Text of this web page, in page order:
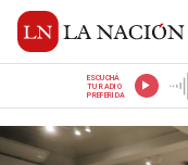
ESCUCHÁ
TU RADIO
PREFERIDA